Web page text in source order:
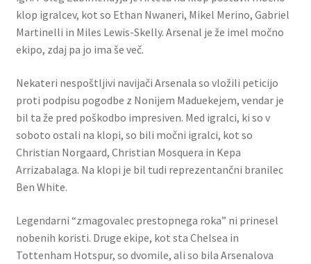
klop igralcev, kot so Ethan Nwaneri, Mikel Merino, Gabriel
Martinelli in Miles Lewis-Skelly. Arsenal je že imel močno
ekipo, zdaj pa jo ima še več.
Nekateri nespoštljivi navijači Arsenala so vložili peticijo
proti podpisu pogodbe z Nonijem Maduekejem, vendar je
bil ta že pred poškodbo impresiven. Med igralci, ki so v
soboto ostali na klopi, so bili močni igralci, kot so
Christian Norgaard, Christian Mosquera in Kepa
Arrizabalaga. Na klopi je bil tudi reprezentančni branilec
Ben White.
Legendarni “zmagovalec prestopnega roka” ni prinesel
nobenih koristi. Druge ekipe, kot sta Chelsea in
Tottenham Hotspur, so dvomile, ali so bila Arsenalova